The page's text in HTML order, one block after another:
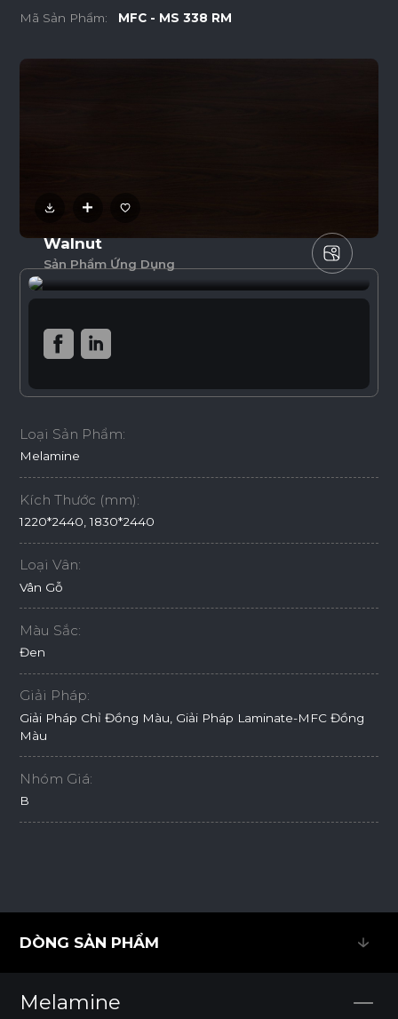
Mã Sản Phẩm: MFC - MS 338 RM
Walnut
Sản Phẩm Ứng Dụng
Loại Sản Phẩm:
Melamine
Kích Thước (mm):
1220*2440, 1830*2440
Loại Vân:
Vân Gỗ
Màu Sắc:
Đen
Giải Pháp:
Giải Pháp Chỉ Đồng Màu, Giải Pháp Laminate-MFC Đồng
Màu
Nhóm Giá:
B
DÒNG SẢN PHẨM
Melamine